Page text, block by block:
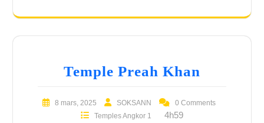
Temple Preah Khan
8 mars, 2025 SOKSANN
0 Comments
Temples Angkor 1
4h59